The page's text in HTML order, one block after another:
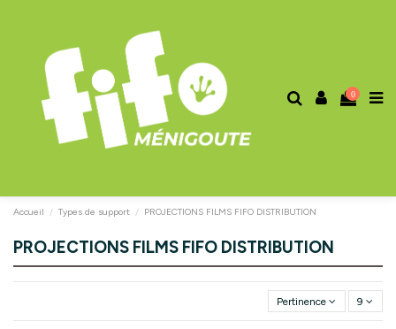
0
Accueil Types de support PROJECTIONS FILMS FIFO DISTRIBUTION
PROJECTIONS FILMS FIFO DISTRIBUTION
Pertinence 9